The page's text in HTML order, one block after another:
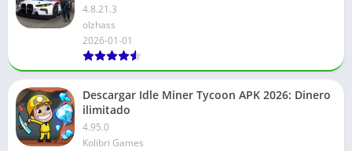
4.8.21.3
olzhass
2026-01-01
Descargar Idle Miner Tycoon APK 2026: Dinero
ilimitado
4.95.0
Kolibri Games